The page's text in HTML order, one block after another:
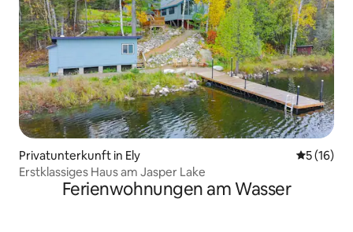
Privatunterkunft in Ely
5 (16)
Erstklassiges Haus am Jasper Lake
Ferienwohnungen am Wasser